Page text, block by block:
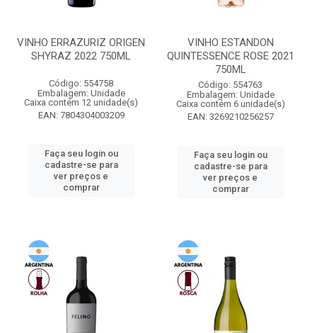
VINHO ERRAZURIZ ORIGEN
SHYRAZ 2022 750ML
Código: 554758
Embalagem: Unidade
Caixa contém 12 unidade(s)
EAN: 7804304003209
Faça seu login ou
cadastre-se para
ver preços e
comprar
VINHO ESTANDON
QUINTESSENCE ROSE 2021
750ML
Código: 554763
Embalagem: Unidade
Caixa contém 6 unidade(s)
EAN: 3269210256257
Faça seu login ou
cadastre-se para
ver preços e
comprar